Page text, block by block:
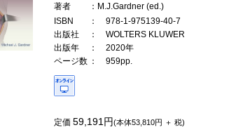
著者
：M.J.Gardner (ed.)
ISBN
： 978-1-975139-40-7
出版社
： WOLTERS KLUWER
出版年
： 2020年
ページ数 ： 959pp.
定価 59,191円(本体53,810円 ＋ 税)